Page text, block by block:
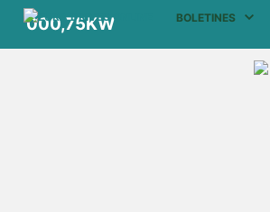
BOLETINES
000,75KW